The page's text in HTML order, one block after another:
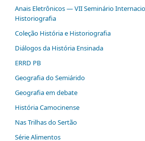
Anais Eletrônicos — VII Seminário
Historiografia
Coleção História e Historiografia
Diálogos da História Ensinada
ERRD PB
Geografia do Semiárido
Geografia em debate
História Camocinense
Nas Trilhas do Sertão
Série Alimentos